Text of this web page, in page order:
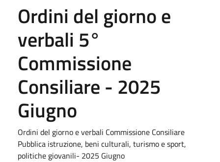
Ordini del giorno e
verbali 5°
Commissione
Consiliare - 2025
Giugno
Ordini del giorno e verbali Commissione Consiliare
Pubblica istruzione, beni culturali, turismo e sport,
politiche giovanili- 2025 Giugno